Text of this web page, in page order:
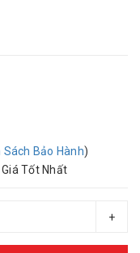
Bảo Hành)
Giá Tốt Nhất
+